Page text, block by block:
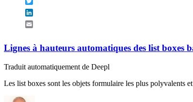
Lignes à hauteurs automatiques des list boxes
Traduit automatiquement de Deepl
Les list boxes sont les objets formulaire les plus polyvalents